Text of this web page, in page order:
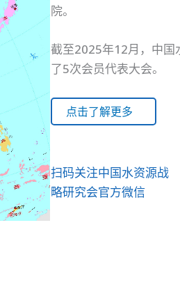
院。
截至2025年12月，中
了5次会员代表大会。
点击了解更多
扫码关注中国水资源战
略研究会官方微信